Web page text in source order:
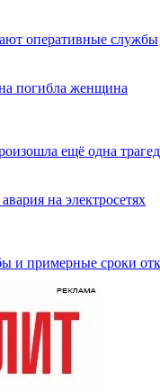
оперативные службы
погибла женщина
ещё одна
на электросетях
и примерные сроки